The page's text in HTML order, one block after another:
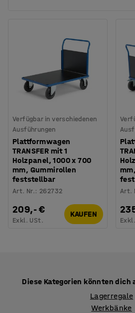
Verfügbar in verschiedenen
Ausführungen
Plattformwagen
TRANSFER mit 1
Holzpanel, 1000 x 700
mm, Gummirollen
feststellbar
Art. Nr.: 262732
209,- €
Exkl. USt.
KAUFEN
Art.
Diese Kategorien könnten
Lagerregale
Werkbänke